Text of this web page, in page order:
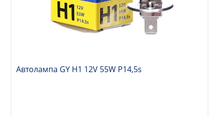
Автолампа GY Н1 12V 55W P14,5s